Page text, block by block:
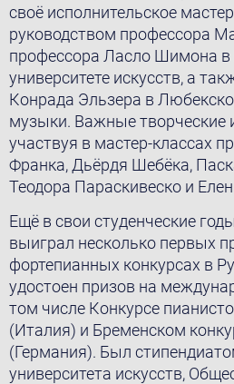
своё исполнительское
руководством профессора
профессора Ласло Шимона в
университете искусств, а
Конрада Эльзера в
музыки. Важные творческие
участвуя в мастер-классах
Франка, Дьёрдя Шебёка,
Теодора Параскивеско и
Ещё в свои студенческие
выиграл несколько первых
фортепианных конкурсах в
удостоен призов на
том числе Конкурсе
(Италия) и Бременском
(Германия). Был
университета искусств,